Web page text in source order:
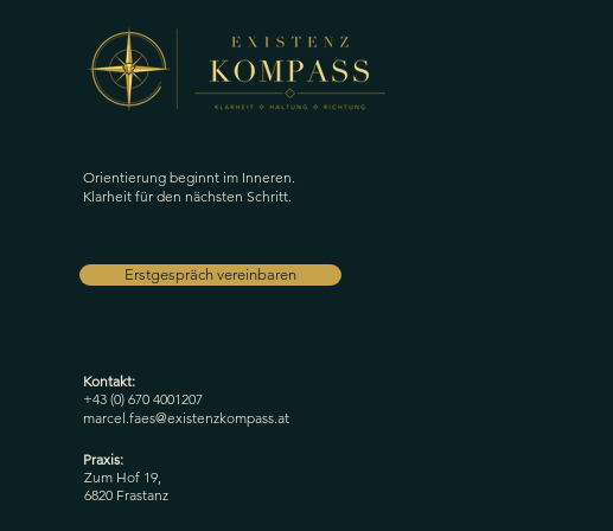
Orientierung beginnt im Inneren.
Klarheit für den nächsten Schritt.
Erstgespräch vereinbaren
Kontakt:
+43 (0) 670 4001207
marcel.faes@existenzkompass.at
Praxis:
Zum Hof 19,
6820 Frastanz